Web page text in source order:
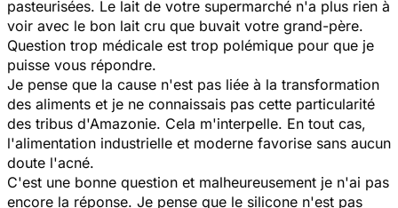
pasteurisées. Le lait de votre supermarché n'a plus rien à
voir avec le bon lait cru que buvait votre grand-père.
Question trop médicale est trop polémique pour que je
puisse vous répondre.
Je pense que la cause n'est pas liée à la transformation
des aliments et je ne connaissais pas cette particularité
des tribus d'Amazonie. Cela m'interpelle. En tout cas,
l'alimentation industrielle et moderne favorise sans aucun
doute l'acné.
C'est une bonne question et malheureusement je n'ai pas
encore la réponse. Je pense que le silicone n'est pas